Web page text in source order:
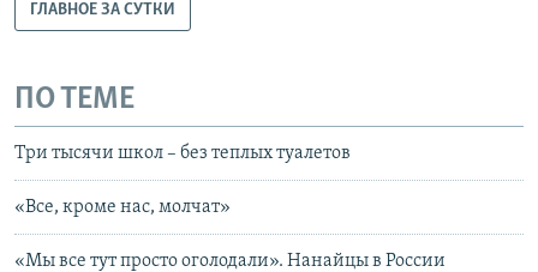
ГЛАВНОЕ ЗА СУТКИ
ПО ТЕМЕ
Три тысячи школ – без теплых туалетов
«Все, кроме нас, молчат»
«Мы все тут просто оголодали». Нанайцы в России